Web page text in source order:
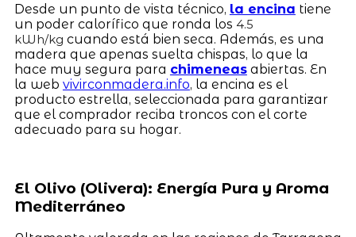
Desde un punto de vista técnico, la encina tiene
un poder calorífico que ronda los 4.5
kWh/kg cuando está bien seca. Además, es una
madera que apenas suelta chispas, lo que la
hace muy segura para chimeneasabiertas. En
la web vivirconmadera.info, la encina es el
producto estrella, seleccionada para garantizar
que el comprador reciba troncos con el corte
adecuado para su hogar.
El Olivo (Olivera): Energía Pura y Aroma
Mediterráneo